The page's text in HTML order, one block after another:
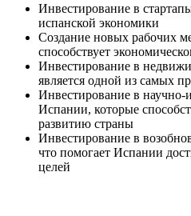
Инвестирование в
испанской экономики
Создание новых рабочих
способствует
Инвестирование в
является одной из самых
Инвестирование в научно-
Испании, которые
развитию страны
Инвестирование в
что помогает Испании
целей